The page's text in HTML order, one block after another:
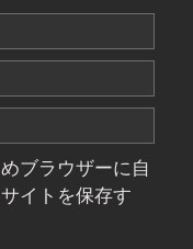
ブラウザーに自
イトを保存す